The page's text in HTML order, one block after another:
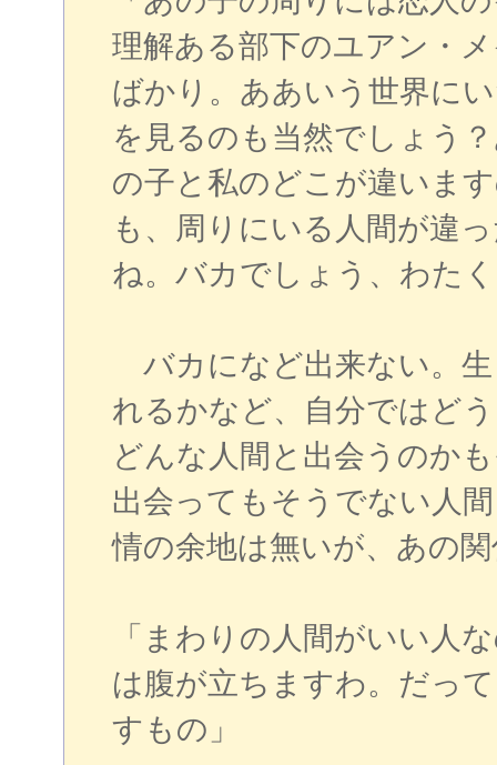
理解ある部下のユアン・
ばかり。ああいう世界に
を見るのも当然でしょう
の子と私のどこが違いま
も、周りにいる人間が違
ね。バカでしょう、わた
バカになど出来ない。
れるかなど、自分ではど
どんな人間と出会うのか
出会ってもそうでない人
情の余地は無いが、あの
「まわりの人間がいい人
は腹が立ちますわ。だっ
すもの」